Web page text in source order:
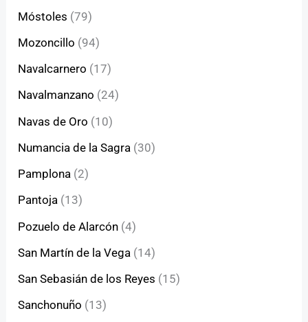
Móstoles (79)
Mozoncillo (94)
Navalcarnero (17)
Navalmanzano (24)
Navas de Oro (10)
Numancia de la Sagra (30)
Pamplona (2)
Pantoja (13)
Pozuelo de Alarcón (4)
San Martín de la Vega (14)
San Sebasián de los Reyes (15)
Sanchonuño (13)